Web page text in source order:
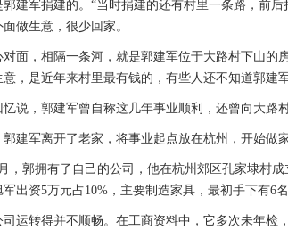
郭建军捐建的。“当时捐建的还有村里一条路，前
做生意，很少回家。
对面，相隔一条河，就是郭建军位于大路村下山的
，是近年来村里最有钱的，有些人还不知道郭建军
说，郭建军曾自称这几年事业顺利，还曾向大路
郭建军离开了老家，将事业起点放在杭州，开始做
，郭拥有了自己的公司，他在杭州郊区孔家埭村
军出资5万元占10%，主要制造家具，最初手下有6
运转得并不顺畅。在工商资料中，它多次未年检